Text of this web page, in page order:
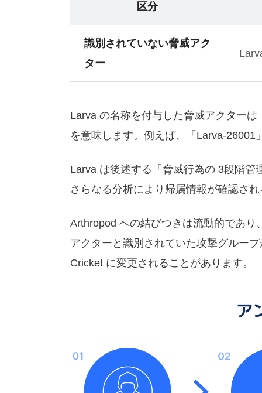
区分
識別されていない脅威アク
ター
Larva の名称を付与した脅威アクター
を意味します。例えば、「Larva-
Larva は後述する「脅威行為の 3段階
さらなる分析により帰属情報が確認さ
Arthropod への結びつきは流動的であ
アクターと識別されていた攻撃グルー
Cricket に変更されることがあります。